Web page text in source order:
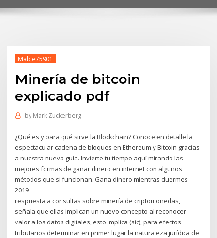
Mable75901
Minería de bitcoin
explicado pdf
by Mark Zuckerberg
¿Qué es y para qué sirve la Blockchain? Conoce en detalle la
espectacular cadena de bloques en Ethereum y Bitcoin gracias
a nuestra nueva guía. Invierte tu tiempo aquí mirando las
mejores formas de ganar dinero en internet con algunos
métodos que si funcionan. Gana dinero mientras duermes
2019
respuesta a consultas sobre minería de criptomonedas,
señala que ellas implican un nuevo concepto al reconocer
valor a los datos digitales, esto implica (sic), para efectos
tributarios determinar en primer lugar la naturaleza jurídica de